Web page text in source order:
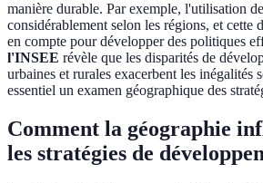
manière durable. Par exemple, l'utilisation
considérablement selon les régions, et cette
en compte pour développer des politiques
l'INSEE révèle que les disparités de
urbaines et rurales exacerbent les inégalités
essentiel un examen géographique des
Comment la géographie
les stratégies de